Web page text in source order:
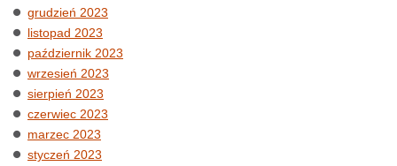
grudzień 2023
listopad 2023
październik 2023
wrzesień 2023
sierpień 2023
czerwiec 2023
marzec 2023
styczeń 2023